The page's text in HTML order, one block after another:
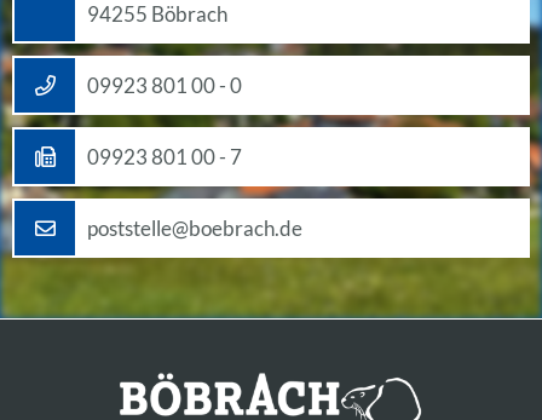
94255 Böbrach
09923 801 00 - 0
09923 801 00 - 7
poststelle@boebrach.de